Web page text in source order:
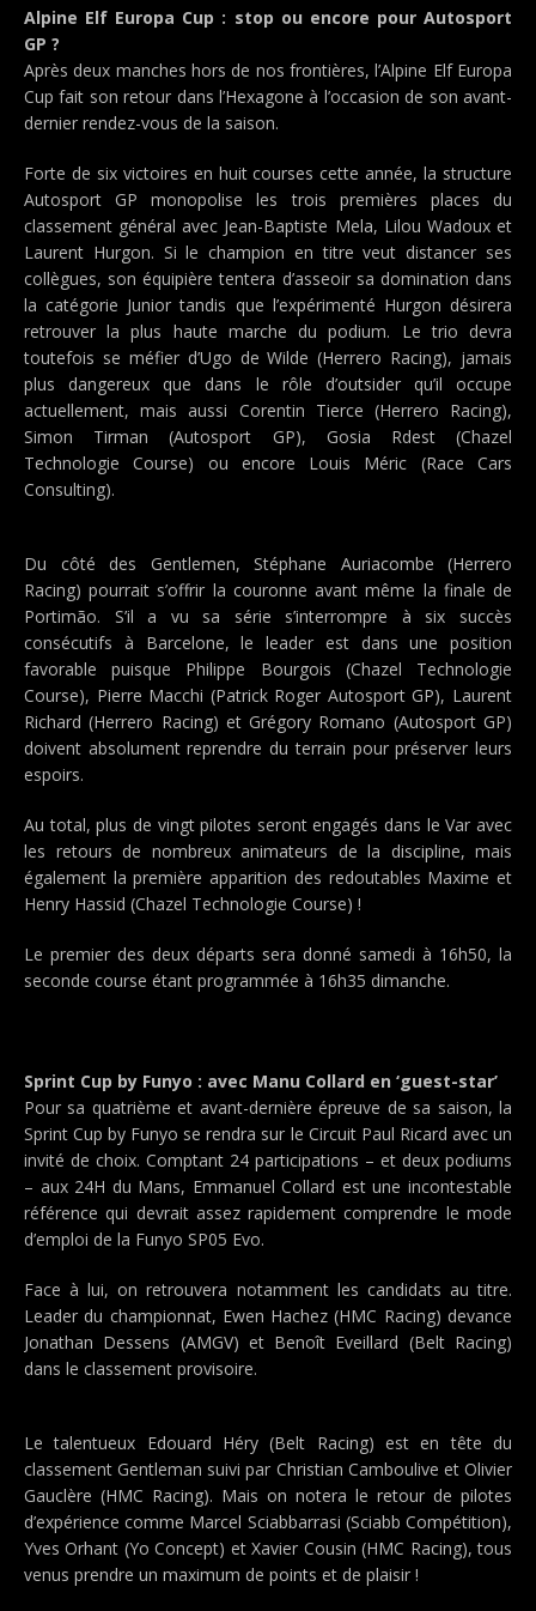
Alpine Elf Europa Cup : stop ou encore pour Autosport
GP ?
Après deux manches hors de nos frontières, l’Alpine Elf Europa
Cup fait son retour dans l’Hexagone à l’occasion de son avant-
dernier rendez-vous de la saison.
Forte de six victoires en huit courses cette année, la structure
Autosport GP monopolise les trois premières places du
classement général avec Jean-Baptiste Mela, Lilou Wadoux et
Laurent Hurgon. Si le champion en titre veut distancer ses
collègues, son équipière tentera d’asseoir sa domination dans
la catégorie Junior tandis que l’expérimenté Hurgon désirera
retrouver la plus haute marche du podium. Le trio devra
toutefois se méfier d’Ugo de Wilde (Herrero Racing), jamais
plus dangereux que dans le rôle d’outsider qu’il occupe
actuellement, mais aussi Corentin Tierce (Herrero Racing),
Simon Tirman (Autosport GP), Gosia Rdest (Chazel
Technologie Course) ou encore Louis Méric (Race Cars
Consulting).
Du côté des Gentlemen, Stéphane Auriacombe (Herrero
Racing) pourrait s’offrir la couronne avant même la finale de
Portimão. S’il a vu sa série s’interrompre à six succès
consécutifs à Barcelone, le leader est dans une position
favorable puisque Philippe Bourgois (Chazel Technologie
Course), Pierre Macchi (Patrick Roger Autosport GP), Laurent
Richard (Herrero Racing) et Grégory Romano (Autosport GP)
doivent absolument reprendre du terrain pour préserver leurs
espoirs.
Au total, plus de vingt pilotes seront engagés dans le Var avec
les retours de nombreux animateurs de la discipline, mais
également la première apparition des redoutables Maxime et
Henry Hassid (Chazel Technologie Course) !
Le premier des deux départs sera donné samedi à 16h50, la
seconde course étant programmée à 16h35 dimanche.
Sprint Cup by Funyo : avec Manu Collard en ‘guest-star’
Pour sa quatrième et avant-dernière épreuve de sa saison, la
Sprint Cup by Funyo se rendra sur le Circuit Paul Ricard avec un
invité de choix. Comptant 24 participations – et deux podiums
– aux 24H du Mans, Emmanuel Collard est une incontestable
référence qui devrait assez rapidement comprendre le mode
d’emploi de la Funyo SP05 Evo.
Face à lui, on retrouvera notamment les candidats au titre.
Leader du championnat, Ewen Hachez (HMC Racing) devance
Jonathan Dessens (AMGV) et Benoît Eveillard (Belt Racing)
dans le classement provisoire.
Le talentueux Edouard Héry (Belt Racing) est en tête du
classement Gentleman suivi par Christian Camboulive et Olivier
Gauclère (HMC Racing). Mais on notera le retour de pilotes
d’expérience comme Marcel Sciabbarrasi (Sciabb Compétition),
Yves Orhant (Yo Concept) et Xavier Cousin (HMC Racing), tous
venus prendre un maximum de points et de plaisir !